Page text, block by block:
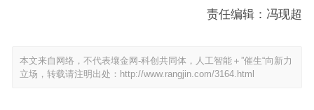
责任编辑：冯现超
本文来自网络，不代表壤金网-科创共同体，人工智能＋”催生“向新力
立场，转载请注明出处： http://www.rangjin.com/3164.html